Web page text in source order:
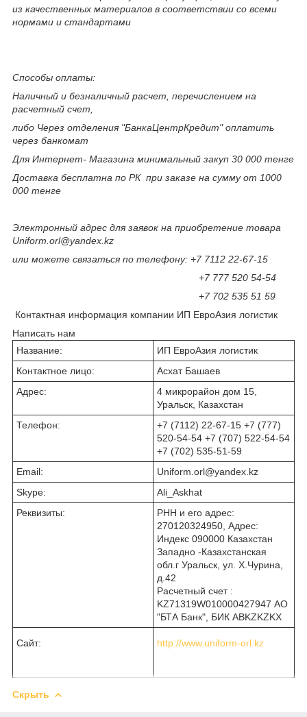
из качественных материалов в соответствии со всеми
нормами и стандартами
Способы оплаты:
Наличный и безналичный расчет, перечислением на
расчетный счет,
либо Через отделения "БанкаЦентрКредит" оплатить
через банкомат
Для Интернет- Магазина минимальный закуп 30 000 тенге
Доставка бесплатна по РК при заказе на сумму от 1000
000 тенге
Электронный адрес для заявок на приобретение товара
Uniform.orl@yandex.kz
или можете связаться по телефону: +7 7112 22-67-15
+7 777 520 54-54
+7 702 535 51 59
Контактная информация компании ИП ЕвроАзия логистик
Написать нам
Название:
ИП ЕвроАзия логистик
Контактное лицо:
Асхат Башаев
Адрес:
4 микрорайон дом 15,
Уральск, Казахстан
Телефон:
+7 (7112) 22-67-15 +7 (777)
520-54-54 +7 (707) 522-54-54
+7 (702) 535-51-59
Email:
Uniform.orl@yandex.kz
Skype:
Ali_Askhat
Реквизиты:
РНН и его адрес:
270120324950, Адрес:
Индекс 090000 Казахстан
Западно -Казахстанская
обл.г Уральск, ул. Х.Чурина,
д.42
Расчетный счет :
KZ71319W010000427947 АО
"БТА Банк", БИК ABKZKZKX
Сайт: http://www.uniform-orl.kz
Скрыть